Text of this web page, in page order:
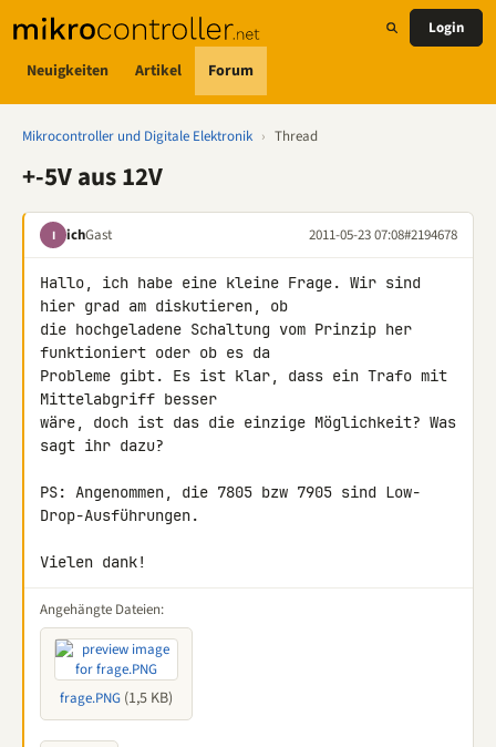
Neuigkeiten Artikel Forum
Login
Mikrocontroller und Digitale Elektronik › Thread
+-5V aus 12V
I ichGast 2011-05-23 07:08#2194678
Hallo, ich habe eine kleine Frage. Wir sind
hier grad am diskutieren, ob
die hochgeladene Schaltung vom Prinzip her
funktioniert oder ob es da
Probleme gibt. Es ist klar, dass ein Trafo mit
Mittelabgriff besser
wäre, doch ist das die einzige Möglichkeit? Was
sagt ihr dazu?
PS: Angenommen, die 7805 bzw 7905 sind Low-
Drop-Ausführungen.
Vielen dank!
Angehängte Dateien:
frage.PNG (1,5 KB)